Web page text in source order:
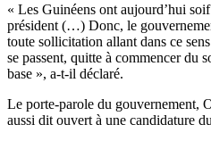
« Les Guinéens ont aujourd’hui
président (…) Donc, le
toute sollicitation allant dans ce
se passent, quitte à commencer du
base », a-t-il déclaré.
Le porte-parole du gouvernement,
aussi dit ouvert à une candidature